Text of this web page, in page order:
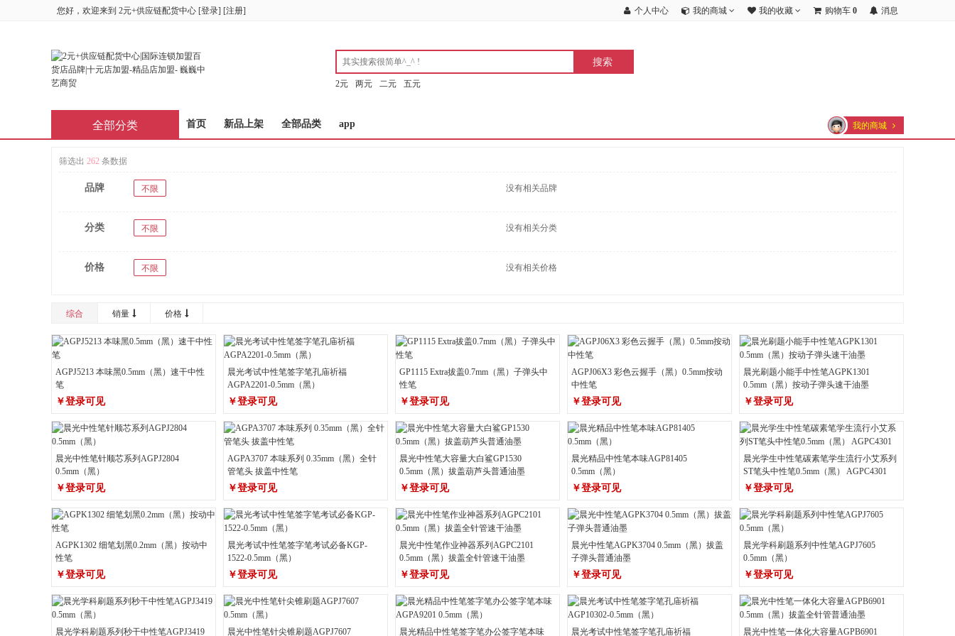
您好，欢迎来到 2元+供应链配货中心 [登录] [注册] 个人中心 我的商城 我的收藏 购物车 0 消息
2元 两元 二元 五元
首页 新品上架 全部品类 app 我的商城
全部分类
筛选出 262 条数据
品牌 不限 没有相关品牌
分类 不限 没有相关分类
价格 不限 没有相关价格
综合 销量 价格
AGPJ5213 本味黑0.5mm（黑）速干中性
笔
￥登录可见
晨光考试中性笔签字笔孔庙祈福
AGPA2201-0.5mm（黑）
￥登录可见
GP1115 Extra拔盖0.7mm（黑）子弹头中
性笔
￥登录可见
AGPJ06X3 彩色云握手（黑）0.5mm按动
中性笔
￥登录可见
晨光刷题小能手中性笔AGPK1301
0.5mm（黑）按动子弹头速干油墨
￥登录可见
晨光中性笔针顺芯系列AGPJ2804
0.5mm（黑）
￥登录可见
AGPA3707 本味系列 0.35mm（黑）全针
管笔头 拔盖中性笔
￥登录可见
晨光中性笔大容量大白鲨GP1530
0.5mm（黑）拔盖葫芦头普通油墨
￥登录可见
晨光精品中性笔本味AGP81405
0.5mm（黑）
￥登录可见
晨光学生中性笔碳素笔学生流行小艾系列
ST笔头中性笔0.5mm（黑） AGPC4301
￥登录可见
AGPK1302 细笔划黑0.2mm（黑）按动中
性笔
￥登录可见
晨光考试中性笔签字笔考试必备KGP-
1522-0.5mm（黑）
￥登录可见
晨光中性笔作业神器系列AGPC2101
0.5mm（黑）拔盖全针管速干油墨
￥登录可见
晨光中性笔AGPK3704 0.5mm（黑）拔盖
子弹头普通油墨
￥登录可见
晨光学科刷题系列中性笔AGPJ7605
0.5mm（黑）
￥登录可见
晨光学科刷题系列秒干中性笔AGPJ3419 晨光中性笔针尖锥刷题AGPJ7607 晨光精品中性笔签字笔办公签字笔本味 晨光考试中性笔签字笔孔庙祈福 晨光中性笔一体化大容量AGPB6901